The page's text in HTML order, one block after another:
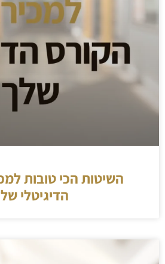
השיטות הכי טובות
הדיגיטלי